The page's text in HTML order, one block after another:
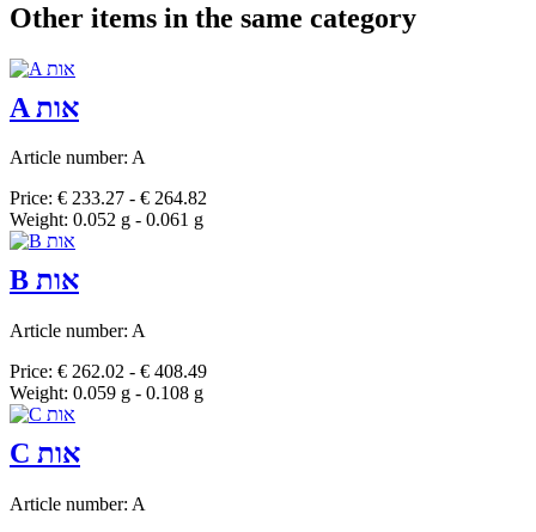
Other items in the same category
A אות
Article number: A
Price: € 233.27 - € 264.82
Weight: 0.052 g - 0.061 g
B אות
Article number: A
Price: € 262.02 - € 408.49
Weight: 0.059 g - 0.108 g
C אות
Article number: A